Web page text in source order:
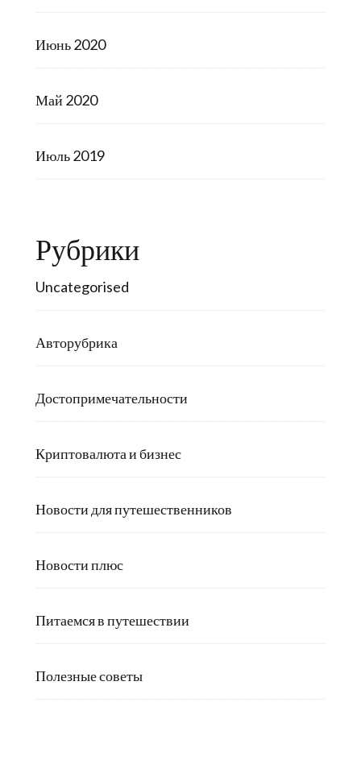
Июнь 2020
Май 2020
Июль 2019
Рубрики
Uncategorised
Авторубрика
Достопримечательности
Криптовалюта и бизнес
Новости для путешественников
Новости плюс
Питаемся в путешествии
Полезные советы